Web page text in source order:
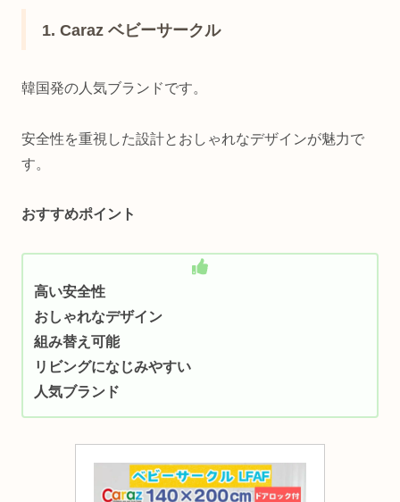
1. Caraz ベビーサークル
韓国発の人気ブランドです。
安全性を重視した設計とおしゃれなデザインが魅力で
す。
おすすめポイント
高い安全性
おしゃれなデザイン
組み替え可能
リビングになじみやすい
人気ブランド